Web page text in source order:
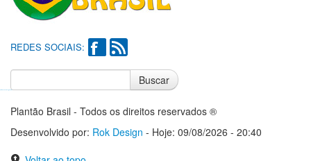
REDES SOCIAIS:
Buscar
Plantão Brasil - Todos os direitos reservados ®
Desenvolvido por: Rok Design - Hoje: 09/08/2026 - 20:40